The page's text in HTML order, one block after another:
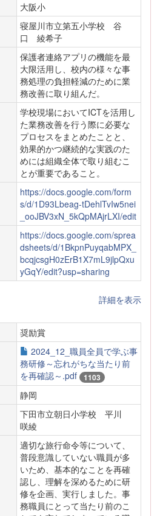
大阪小
寝屋川市立第五小学校 谷
口 綾希子
保護者連絡アプリの機能を最
大限活用し、校内の様々な事
務処理の負担軽減のために業
務改善に取り組んだ。
学校現場においてICTを活用し
た業務改善を行う際に必要な
プロセスをまとめたことと、
効果的かつ継続的な実践のた
めには組織全体で取り組むこ
とが重要であること。
https://docs.google.com/form
s/d/1D93Lbeag-tDehlTvIw5nei
_ooJBV3xN_5kQpMAjrLXI/edit
https://docs.google.com/sprea
dsheets/d/1BkpnPuyqabMPX_
bcqjcsgH0zErB1X7mL9jlpQxu
yGqY/edit?usp=sharing
詳細を表示
奨励賞
2024_12_職員全員で学ぶ事
務研修～忘れがちな当たり前
を再確認～.pdf
1103
静岡
下田市立朝日小学校 平川
咲綾
適切な旅行命令等について、
普段意識していない職員が多
いため、基本的なことを再確
認し、理解を深めるために研
修を企画、実行しました。事
務職員にとって当たり前のこ